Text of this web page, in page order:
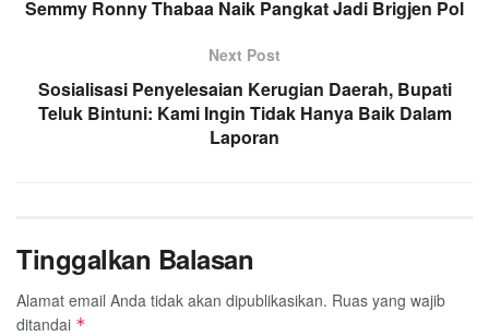
Semmy Ronny Thabaa Naik Pangkat Jadi Brigjen Pol
Next Post
Sosialisasi Penyelesaian Kerugian Daerah, Bupati
Teluk Bintuni: Kami Ingin Tidak Hanya Baik Dalam
Laporan
Tinggalkan Balasan
Alamat email Anda tidak akan dipublikasikan. Ruas yang wajib
ditandai *